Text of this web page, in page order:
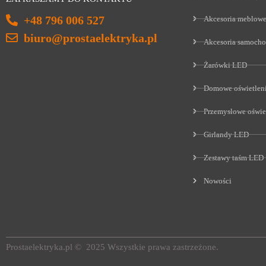
+48 796 006 527
biuro@prostaelektryka.pl
Akcesoria meblowe
Akcesoria
Żarówki LED
Domowe
Przemysłowe
Girlandy LED
Zestawy taśm LED
Nowości
Prostaelektryka.pl © 2025 Wszystkie prawa zastrzeżone.